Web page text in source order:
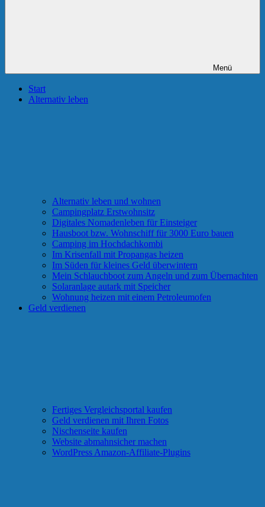
Menü
Start
Alternativ leben
Alternativ leben und wohnen
Campingplatz Erstwohnsitz
Digitales Nomadenleben für Einsteiger
Hausboot bzw. Wohnschiff für 3000 Euro bauen
Camping im Hochdachkombi
Im Krisenfall mit Propangas heizen
Im Süden für kleines Geld überwintern
Mein Schlauchboot zum Angeln und zum Übernachten
Solaranlage autark mit Speicher
Wohnung heizen mit einem Petroleumofen
Geld verdienen
Fertiges Vergleichsportal kaufen
Geld verdienen mit Ihren Fotos
Nischenseite kaufen
Website abmahnsicher machen
WordPress Amazon-Affiliate-Plugins